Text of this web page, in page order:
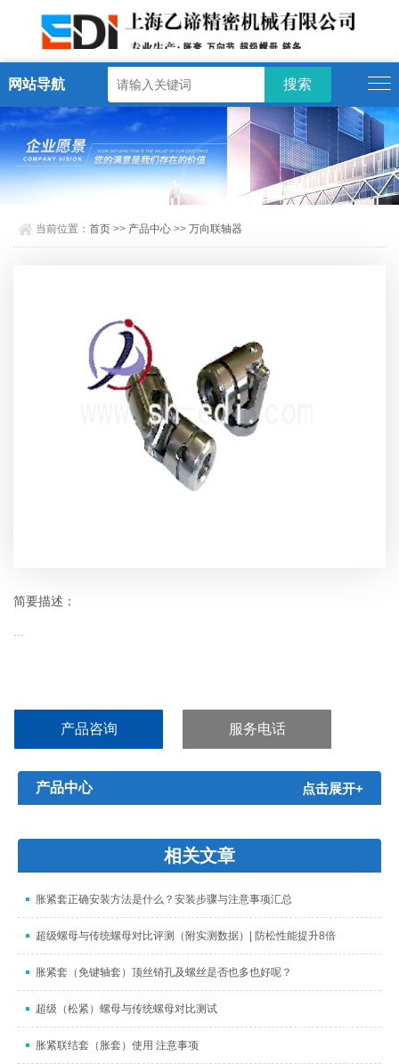
网站导航
当前位置：首页 >> 产品中心 >>万向联轴器
简要描述：
...
产品咨询 服务电话
产品中心 点击展开+
相关文章
胀紧套正确安装方法是什么？安装步骤与注意事项汇总
超级螺母与传统螺母对比评测（附实测数据）| 防松性能提升8倍
胀紧套（免键轴套）顶丝销孔及螺丝是否也多也好呢？
超级（松紧）螺母与传统螺母对比测试
胀紧联结套（胀套）使用 注意事项